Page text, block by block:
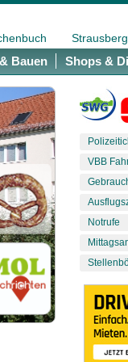
Bauen Shops &
VBB
Notrufe